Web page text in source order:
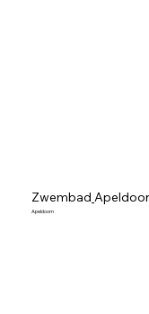
Zwembad
Apeldoorn